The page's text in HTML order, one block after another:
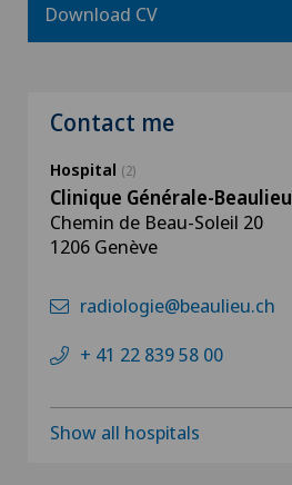
Download CV
Contact me
Hospital (2)
Clinique Générale-Beaulieu
Chemin de Beau-Soleil 20
1206 Genève
radiologie@beaulieu.ch
+ 41 22 839 58 00
Show all hospitals